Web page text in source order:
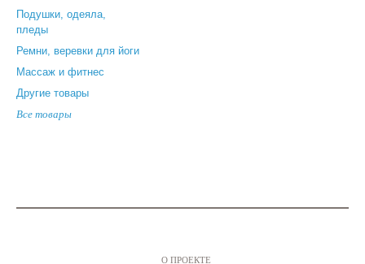
Подушки, одеяла,
пледы
Ремни, веревки для йоги
Массаж и фитнес
Другие товары
Все товары
О ПРОЕКТЕ